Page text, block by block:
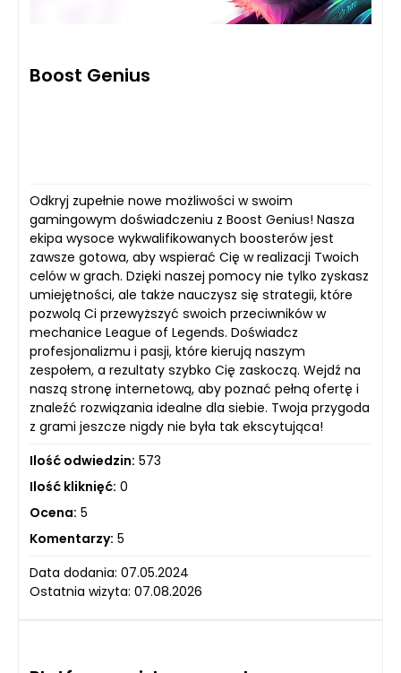
Boost Genius
Odkryj zupełnie nowe możliwości w swoim
gamingowym doświadczeniu z Boost Genius! Nasza
ekipa wysoce wykwalifikowanych boosterów jest
zawsze gotowa, aby wspierać Cię w realizacji Twoich
celów w grach. Dzięki naszej pomocy nie tylko zyskasz
umiejętności, ale także nauczysz się strategii, które
pozwolą Ci przewyższyć swoich przeciwników w
mechanice League of Legends. Doświadcz
profesjonalizmu i pasji, które kierują naszym
zespołem, a rezultaty szybko Cię zaskoczą. Wejdź na
naszą stronę internetową, aby poznać pełną ofertę i
znaleźć rozwiązania idealne dla siebie. Twoja przygoda
z grami jeszcze nigdy nie była tak ekscytująca!
Ilość odwiedzin: 573
Ilość kliknięć: 0
Ocena: 5
Komentarzy: 5
Data dodania: 07.05.2024
Ostatnia wizyta: 07.08.2026